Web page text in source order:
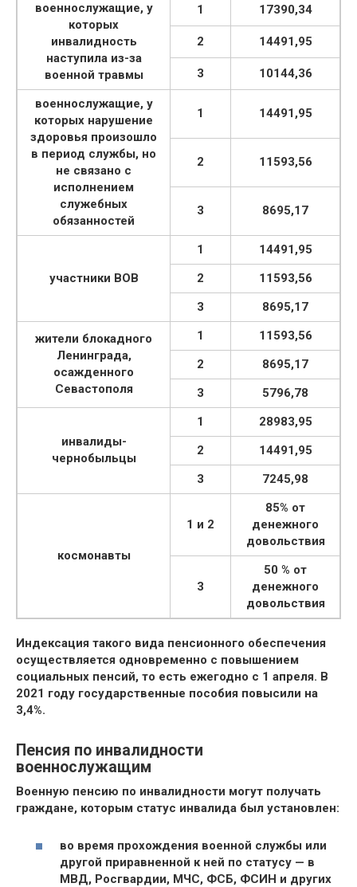
военнослужащие, у
которых
инвалидность
наступила из-за
военной травмы
1 17390,34
2 14491,95
3 10144,36
военнослужащие, у
которых нарушение
здоровья произошло
в период службы, но
не связано с
исполнением
служебных
обязанностей
1 14491,95
2 11593,56
3 8695,17
участники ВОВ
1
14491,95
2
11593,56
3
8695,17
жители блокадного
Ленинграда,
осажденного
Севастополя
1
11593,56
2
8695,17
3
5796,78
инвалиды-
чернобыльцы
1
28983,95
2
14491,95
3
7245,98
космонавты
1 и 2
85% от
денежного
довольствия
3
50 % от
денежного
довольствия
Индексация такого вида пенсионного обеспечения
осуществляется одновременно с повышением
социальных пенсий, то есть ежегодно с 1 апреля. В
2021 году государственные пособия повысили на
3,4%.
Пенсия по инвалидности
военнослужащим
Военную пенсию по инвалидности могут получать
граждане, которым статус инвалида был установлен:
во время прохождения военной службы или
другой приравненной к ней по статусу — в
МВД, Росгвардии, МЧС, ФСБ, ФСИН и других